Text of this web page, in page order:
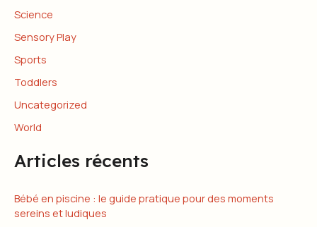
Science
Sensory Play
Sports
Toddlers
Uncategorized
World
Articles récents
Bébé en piscine : le guide pratique pour des moments
sereins et ludiques